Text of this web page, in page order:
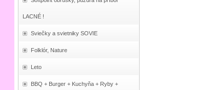
LACNÉ !
Sviečky a svietniky SOVIE
Folklór, Nature
Leto
BBQ + Burger + Kuchyňa + Ryby +